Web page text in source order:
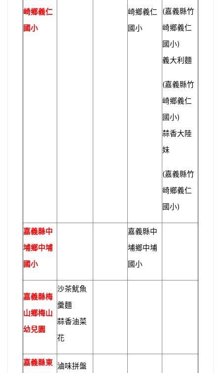
崎鄉義仁
國小
崎鄉義仁
國小
(嘉義縣竹
崎鄉義仁
國小)
義大利麵
(嘉義縣竹
崎鄉義仁
國小)
蒜香大陸
妹
(嘉義縣竹
崎鄉義仁
國小)
嘉義縣中
埔鄉中埔
國小
嘉義縣中
埔鄉中埔
國小
嘉義縣梅
山鄉梅山
幼兒園
沙茶魷魚
羹麵
蒜香油菜
花
嘉義縣東 滷味拼盤